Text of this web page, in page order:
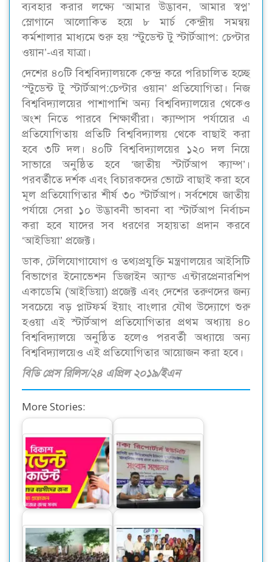
ব্যবহার করার লক্ষ্যে ‘আমার উদ্ভাবন, আমার স্বপ্ন’
স্লোগানে আলোকিত হয়ে ৮ মার্চ কেন্দ্রীয় সমন্বয়
কর্মশালার মাধ্যমে শুরু হয় ‘স্টুডেন্ট টু স্টার্টআাপ: চেপ্টার
ওয়ান’-এর যাত্রা।
দেশের ৪০টি বিশ্ববিদ্যালয়কে কেন্দ্র করে পরিচালিত হচ্ছে
‘স্টুডেন্ট টু স্টার্টআপ:চেপ্টার ওয়ান’ প্রতিযোগিতা। নিজ
বিশ্ববিদ্যালয়ের পাশাপাশি অন্য বিশ্ববিদ্যালয়ের থেকেও
অংশ নিতে পারবে শিক্ষার্থীরা। ক্যাম্পাস পর্যায়ের এ
প্রতিযোগিতায় প্রতিটি বিশ্ববিদ্যালয় থেকে বাছাই করা
হবে ৩টি দল। ৪০টি বিশ্ববিদ্যালয়ের ১২০ দল নিয়ে
সাভারে অনুষ্ঠিত হবে ‘জাতীয় স্টার্টআপ ক্যাম্প’।
পরবর্তীতে দর্শক এবং বিচারকদের ভোটে বাছাই করা হবে
মূল প্রতিযোগিতার শীর্ষ ৩০ স্টার্টআপ। সর্বশেষে জাতীয়
পর্যায়ে সেরা ১০ উদ্ভাবনী ভাবনা বা স্টার্টআপ নির্বাচন
করা হবে যাদের সব ধরণের সহায়তা প্রদান করবে
‘আইডিয়া’ প্রজেক্ট।
ডাক, টেলিযোগাযোগ ও তথ্যপ্রযুক্তি মন্ত্রণালয়ের আইসিটি
বিভাগের ইনোভেশন ডিজাইন অ্যান্ড এন্টারপ্রেনারশিপ
একাডেমি (আইডিয়া) প্রজেক্ট এবং দেশের তরুণদের জন্য
সবচেয়ে বড় প্লাটফর্ম ইয়াং বাংলার যৌথ উদ্যোগে শুরু
হওয়া এই স্টার্টআপ প্রতিযোগিতার প্রথম অধ্যায় ৪০
বিশ্ববিদ্যালয়ে অনুষ্ঠিত হলেও পরবর্তী অধ্যায়ে অন্য
বিশ্ববিদ্যালয়েও এই প্রতিযোগিতার আয়োজন করা হবে।
বিডি প্রেস রিলিস/২৪ এপ্রিল ২০১৯/ইএন
More Stories:
বিকাশের স্টুডেন্ট
অ্যাকাউন্ট ক্যাশলেস
লেনদেনে…
ফিজিওথেরাপি
চিকিৎসকদের বিরুদ্ধে
আপত্তিকর বক্তব্যের…